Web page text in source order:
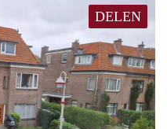
DELEN